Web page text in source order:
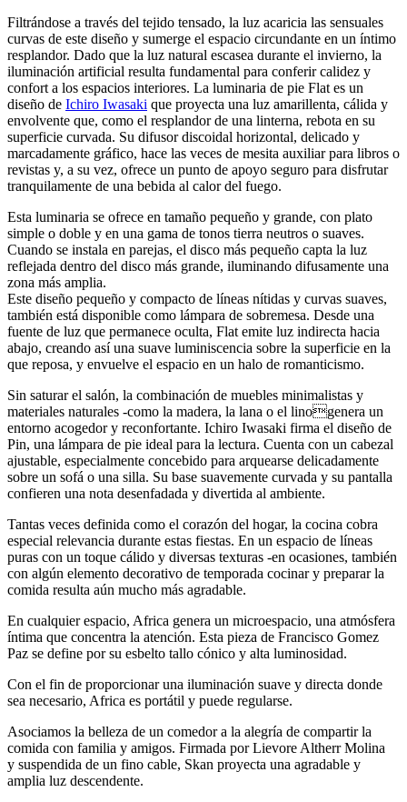
Filtrándose a través del tejido tensado, la luz acaricia las sensuales
curvas de este diseño y sumerge el espacio circundante en un íntimo
resplandor. Dado que la luz natural escasea durante el invierno, la
iluminación artificial resulta fundamental para conferir calidez y
confort a los espacios interiores. La luminaria de pie Flat es un
diseño de Ichiro Iwasaki que proyecta una luz amarillenta, cálida y
envolvente que, como el resplandor de una linterna, rebota en su
superficie curvada. Su difusor discoidal horizontal, delicado y
marcadamente gráfico, hace las veces de mesita auxiliar para libros o
revistas y, a su vez, ofrece un punto de apoyo seguro para disfrutar
tranquilamente de una bebida al calor del fuego.
Esta luminaria se ofrece en tamaño pequeño y grande, con plato
simple o doble y en una gama de tonos tierra neutros o suaves.
Cuando se instala en parejas, el disco más pequeño capta la luz
reflejada dentro del disco más grande, iluminando difusamente una
zona más amplia.
Este diseño pequeño y compacto de líneas nítidas y curvas suaves,
también está disponible como lámpara de sobremesa. Desde una
fuente de luz que permanece oculta, Flat emite luz indirecta hacia
abajo, creando así una suave luminiscencia sobre la superficie en la
que reposa, y envuelve el espacio en un halo de romanticismo.
Sin saturar el salón, la combinación de muebles minimalistas y
materiales naturales -como la madera, la lana o el linogenera un
entorno acogedor y reconfortante. Ichiro Iwasaki firma el diseño de
Pin, una lámpara de pie ideal para la lectura. Cuenta con un cabezal
ajustable, especialmente concebido para arquearse delicadamente
sobre un sofá o una silla. Su base suavemente curvada y su pantalla
confieren una nota desenfadada y divertida al ambiente.
Tantas veces definida como el corazón del hogar, la cocina cobra
especial relevancia durante estas fiestas. En un espacio de líneas
puras con un toque cálido y diversas texturas -en ocasiones, también
con algún elemento decorativo de temporada cocinar y preparar la
comida resulta aún mucho más agradable.
En cualquier espacio, Africa genera un microespacio, una atmósfera
íntima que concentra la atención. Esta pieza de Francisco Gomez
Paz se define por su esbelto tallo cónico y alta luminosidad.
Con el fin de proporcionar una iluminación suave y directa donde
sea necesario, Africa es portátil y puede regularse.
Asociamos la belleza de un comedor a la alegría de compartir la
comida con familia y amigos. Firmada por Lievore Altherr Molina
y suspendida de un fino cable, Skan proyecta una agradable y
amplia luz descendente.